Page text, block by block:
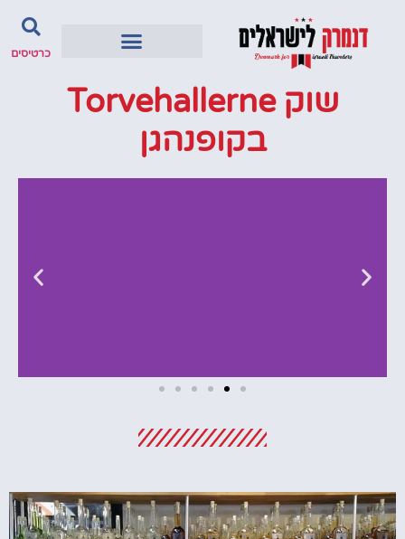
כרטיסים
שוק Torvehallerne
בקופנהגן
מציאת מלון
לחצו
פה!